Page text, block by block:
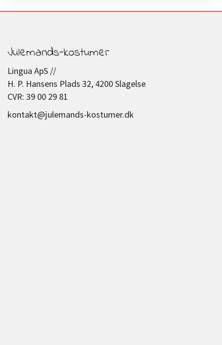
Julemands-kostumer
Lingua ApS //
H. P. Hansens Plads 32, 4200 Slagelse
CVR: 39 00 29 81
kontakt@julemands-kostumer.dk